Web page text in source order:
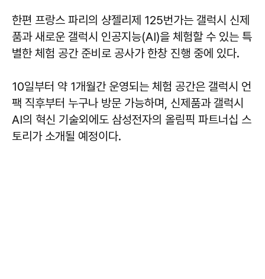
한편 프랑스 파리의 샹젤리제 125번가는 갤럭시 신제
품과 새로운 갤럭시 인공지능(AI)을 체험할 수 있는 특
별한 체험 공간 준비로 공사가 한창 진행 중에 있다.
10일부터 약 1개월간 운영되는 체험 공간은 갤럭시 언
팩 직후부터 누구나 방문 가능하며, 신제품과 갤럭시
AI의 혁신 기술외에도 삼성전자의 올림픽 파트너십 스
토리가 소개될 예정이다.